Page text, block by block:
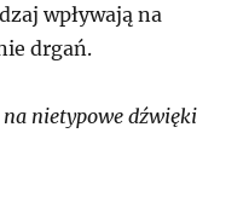
wpływają na
drgań.
nietypowe dźwięki